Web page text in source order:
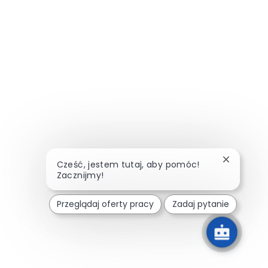
Cześć, jestem tutaj, aby pomóc!
Zacznijmy!
Zamknij
Przeglądaj oferty pracy Zadaj pytanie